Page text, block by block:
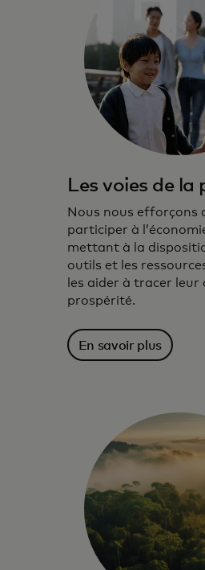
Les voies de
Nous nous efforçons
participer à
mettant à la
outils et les
les aider à tracer leur
prospérité.
En savoir plus